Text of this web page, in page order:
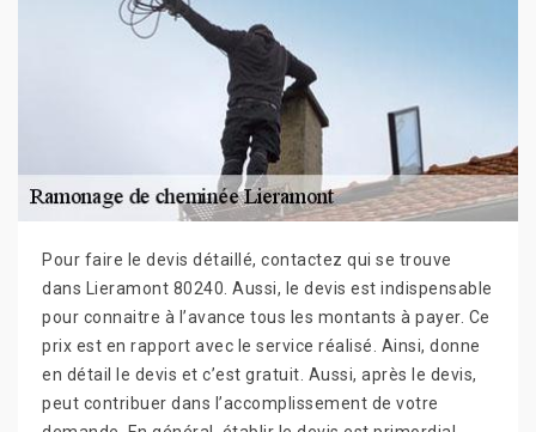
Pour faire le devis détaillé, contactez qui se trouve
dans Lieramont 80240. Aussi, le devis est indispensable
pour connaitre à l’avance tous les montants à payer. Ce
prix est en rapport avec le service réalisé. Ainsi, donne
en détail le devis et c’est gratuit. Aussi, après le devis,
peut contribuer dans l’accomplissement de votre